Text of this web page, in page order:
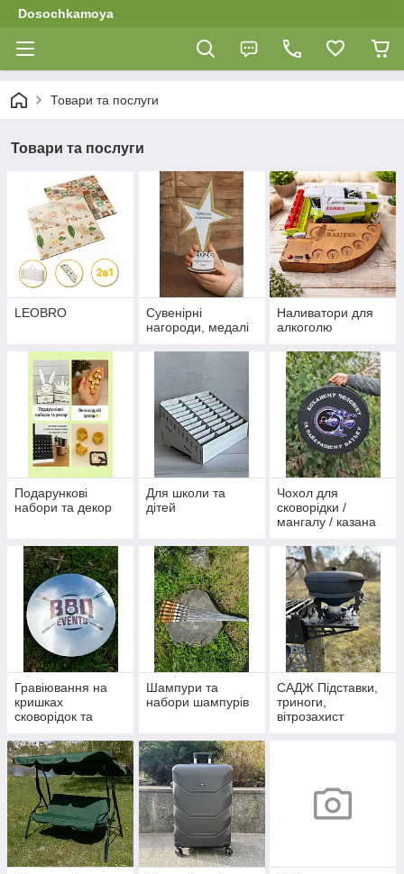
Dosochkamoya
Товари та послуги
Товари та послуги
LEOBRO
Сувенірні
нагороди, медалі
Наливатори для
алкоголю
Подарункові
набори та декор
Для школи та
дітей
Чохол для
сковорідки /
мангалу / казана
Гравіювання на
кришках
сковорідок та
Шампури та
набори шампурів
САДЖ Підставки,
триноги,
вітрозахист